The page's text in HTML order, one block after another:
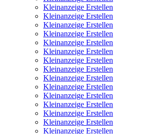
Kleinanzeige Erstellen
Kleinanzeige Erstellen
Kleinanzeige Erstellen
Kleinanzeige Erstellen
Kleinanzeige Erstellen
Kleinanzeige Erstellen
Kleinanzeige Erstellen
Kleinanzeige Erstellen
Kleinanzeige Erstellen
Kleinanzeige Erstellen
Kleinanzeige Erstellen
Kleinanzeige Erstellen
Kleinanzeige Erstellen
Kleinanzeige Erstellen
Kleinanzeige Erstellen